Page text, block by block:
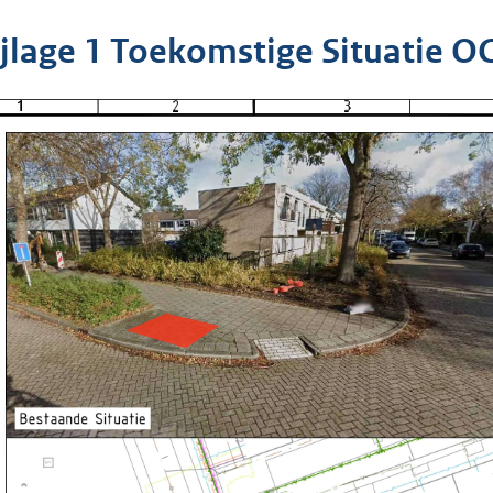
1 Toekomstige Situatie